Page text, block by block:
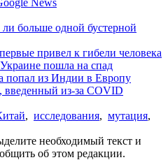
больше одной бустерной
привел к гибели человека
пошла на спад
попал из Индии в Европу
из-за COVID
, исследования, мутация,
необходимый текст и
об этом редакции.